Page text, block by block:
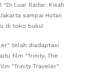
Luar Radar: Kisah
sampai Hutan
di toko buku!
telah diadaptasi
film "Trinity, The
"Trinity Traveler"